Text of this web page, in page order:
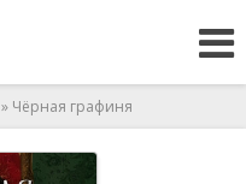
» Чёрная графиня